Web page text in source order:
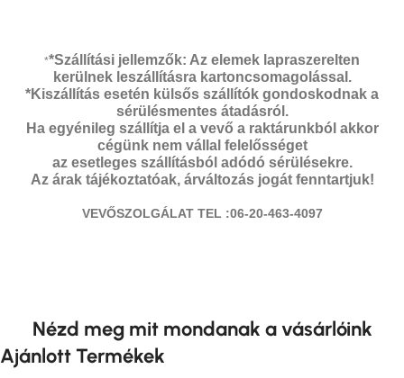
**Szállítási jellemzők: Az elemek lapraszerelten
kerülnek leszállításra kartoncsomagolással.
*Kiszállítás esetén külsős szállítók gondoskodnak a
sérülésmentes átadásról.
Ha egyénileg szállítja el a vevő a raktárunkból akkor
cégünk nem vállal felelősséget
az esetleges szállításból adódó sérülésekre.
Az árak tájékoztatóak, árváltozás jogát fenntartjuk!
VEVŐSZOLGÁLAT TEL :06-20-463-4097
Nézd meg mit mondanak a vásárlóink
Ajánlott Termékek